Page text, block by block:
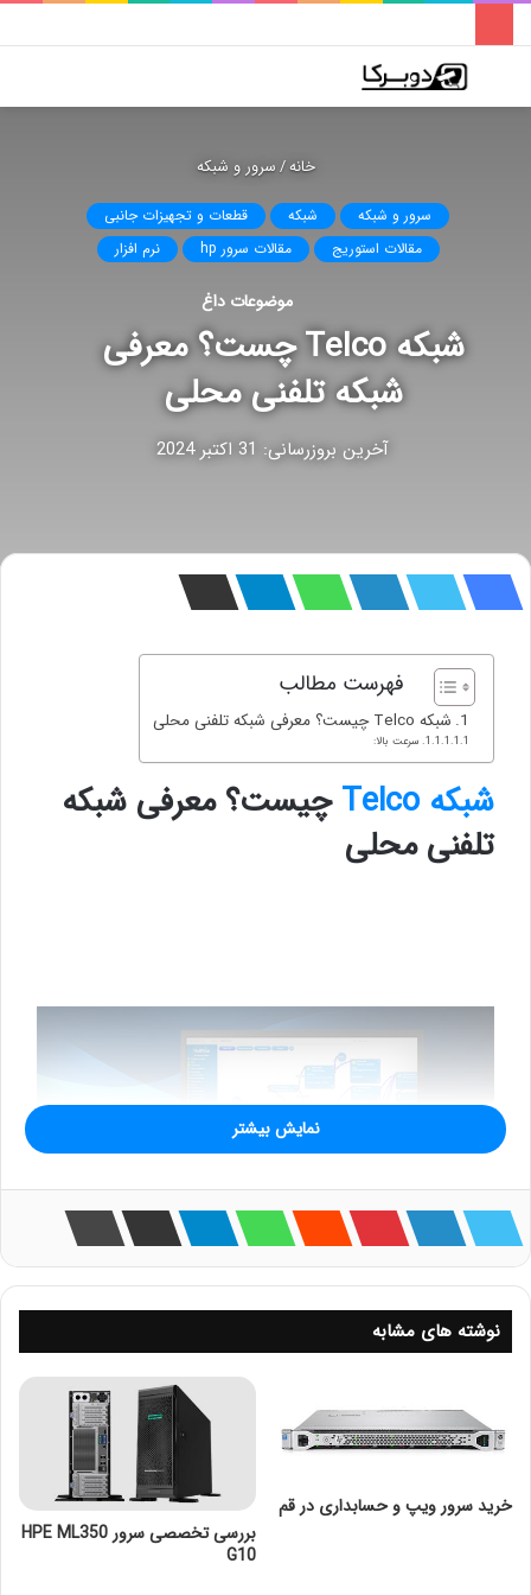
پوسته
فهرست
خانه/سرور و شبکه
سرور و شبکه شبکه
قطعات و تجهیزات جانبی
مقالات استوریج
مقالات سرور hp نرم افزار
موضوعات داغ
شبکه Telco چست؟ معرفی
شبکه تلفنی محلی
آخرین بروزرسانی: 31 اکتبر 2024
فهرست مطالب
شبکه Telco چیست؟ معرفی شبکه تلفنی محلی
سرعت بالا:
شبکه Telco
چیست؟ معرفی شبکه
تلفنی محلی
شبکه Telco
یا Telecommunications Company به شرکت‌ها
و سازمان‌هایی اطلاق می‌شود که خدمات ارتباطی را ارائه
می‌دهند. این شبکه‌ها مسئول انتقال داده‌ها، صدا و تصویر از
طریق فناوری‌های مختلف هستند. در این مقاله به بررسی
شبکه‌های تلفنی محلی و اهمیت آن‌ها در دنیای ارتباطات مدرن
می‌پردازیم.
نمایش بیشتر
نوشته های مشابه
خرید سرور ویپ و حسابداری در قم
بررسی تخصصی سرور HPE ML350
G10